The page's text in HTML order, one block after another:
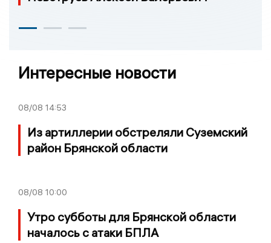
Интересные новости
08/08 14:53
Из артиллерии обстреляли Суземский
район Брянской области
08/08 10:00
Утро субботы для Брянской области
началось с атаки БПЛА